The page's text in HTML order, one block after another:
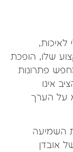
לאיכות,
שלו, הופכת
פתרונות
אינו
על הערך
השמיעה
אובדן